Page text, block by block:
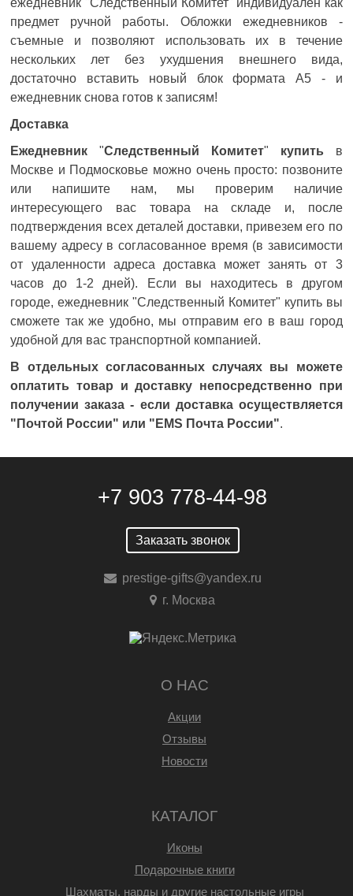
предмет ручной работы. Обложки ежедневников -
съемные и позволяют использовать их в течение
нескольких лет без ухудшения внешнего вида,
достаточно вставить новый блок формата А5 - и
ежедневник снова готов к записям!
Доставка
Ежедневник "Следственный Комитет" купить в
Москве и Подмосковье можно очень просто: позвоните
или напишите нам, мы проверим наличие
интересующего вас товара на складе и, после
подтверждения всех деталей доставки, привезем его по
вашему адресу в согласованное время (в зависимости
от удаленности адреса доставка может занять от 3
часов до 1-2 дней). Если вы находитесь в другом
городе, ежедневник "Следственный Комитет" купить вы
сможете так же удобно, мы отправим его в ваш город
удобной для вас транспортной компанией.
В отдельных согласованных случаях вы можете
оплатить товар и доставку непосредственно при
получении заказа - если доставка осуществляется
"Почтой России" или " EMS Почта России".
+7 903 778-44-98
Заказать звонок
prestige-gifts@yandex.ru
г. Москва
О НАС
Акции
Отзывы
Новости
КАТАЛОГ
Иконы
Подарочные книги
Шахматы, нарды и другие настольные игры